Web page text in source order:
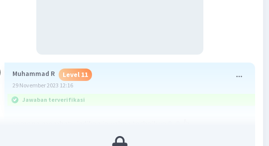
Muhammad R Level 11
29 November 2023 12:16
Jawaban terverifikasi